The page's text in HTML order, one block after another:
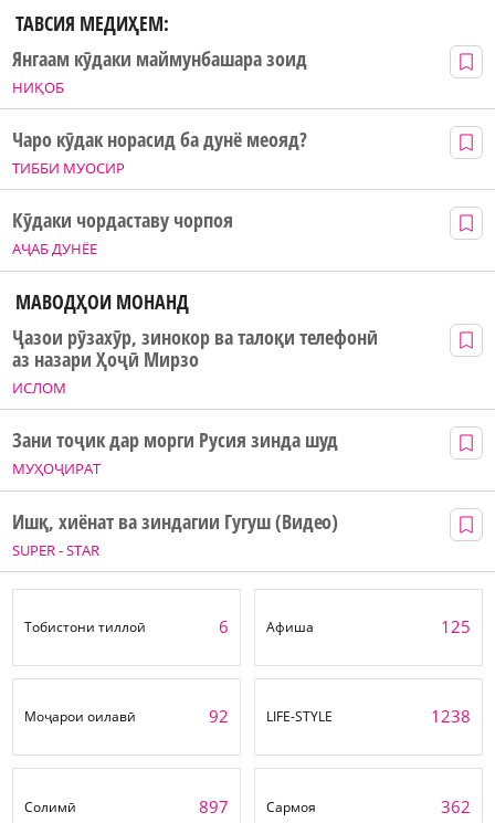
ТАВСИЯ МЕДИҲЕМ:
НИҚОБ
Янгаам кӯдаки маймунбашара зоид
ТИББИ МУОСИР
Чаро кӯдак норасид ба дунё меояд?
АҶАБ ДУНЁЕ
Кӯдаки чордаставу чорпоя
МАВОДҲОИ МОНАНД
ИСЛОМ
Ҷазои рӯзахӯр, зинокор ва талоқи телефонӣ
аз назари Ҳоҷӣ Мирзо
МУҲОҶИРАТ
Зани тоҷик дар морги Русия зинда шуд
SUPER - STAR
Ишқ, хиёнат ва зиндагии Гугуш (Видео)
Тобистони тиллоӣ 6 Афиша 125
Моҷарои оилавӣ 92 LIFE-STYLE 1238
Солимӣ 897 Сармоя 362